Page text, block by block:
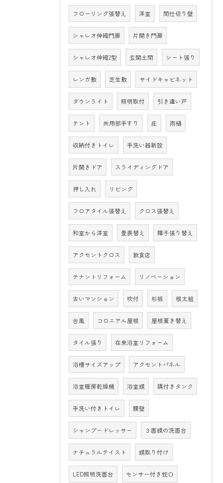
フローリング張替え 洋室 間仕切り壁
シャレオ伸縮門扉 片開き門扉
シャレオ伸縮2型 玄関土間 シート張り
レンガ敷 芝生敷 サイドキャビネット
ダウンライト 照明取付 引き違い戸
テント 共用部手すり 庇 雨樋
収納付きトイレ 手洗い器新設
片開きドア スライディングドア
押し入れ リビング
フロアタイル張替え クロス張替え
和室から洋室 畳表替え 障子張り替え
アクセントクロス 飲食店
テナントリフォーム リノベーション
古いマンション 吹付 杉板 根太組
台風 コロニアル屋根 屋根葺き替え
タイル張り 在来浴室リフォーム
浴槽サイズアップ アクセントパネル
浴室暖房乾燥機 浴室鏡 隅付きタンク
手洗い付きトイレ 腰壁
シャンプードレッサー ３面鏡の洗面台
ナチュラルテイスト 鏡取り付け
LED照明洗面台 センサー付き蛇口